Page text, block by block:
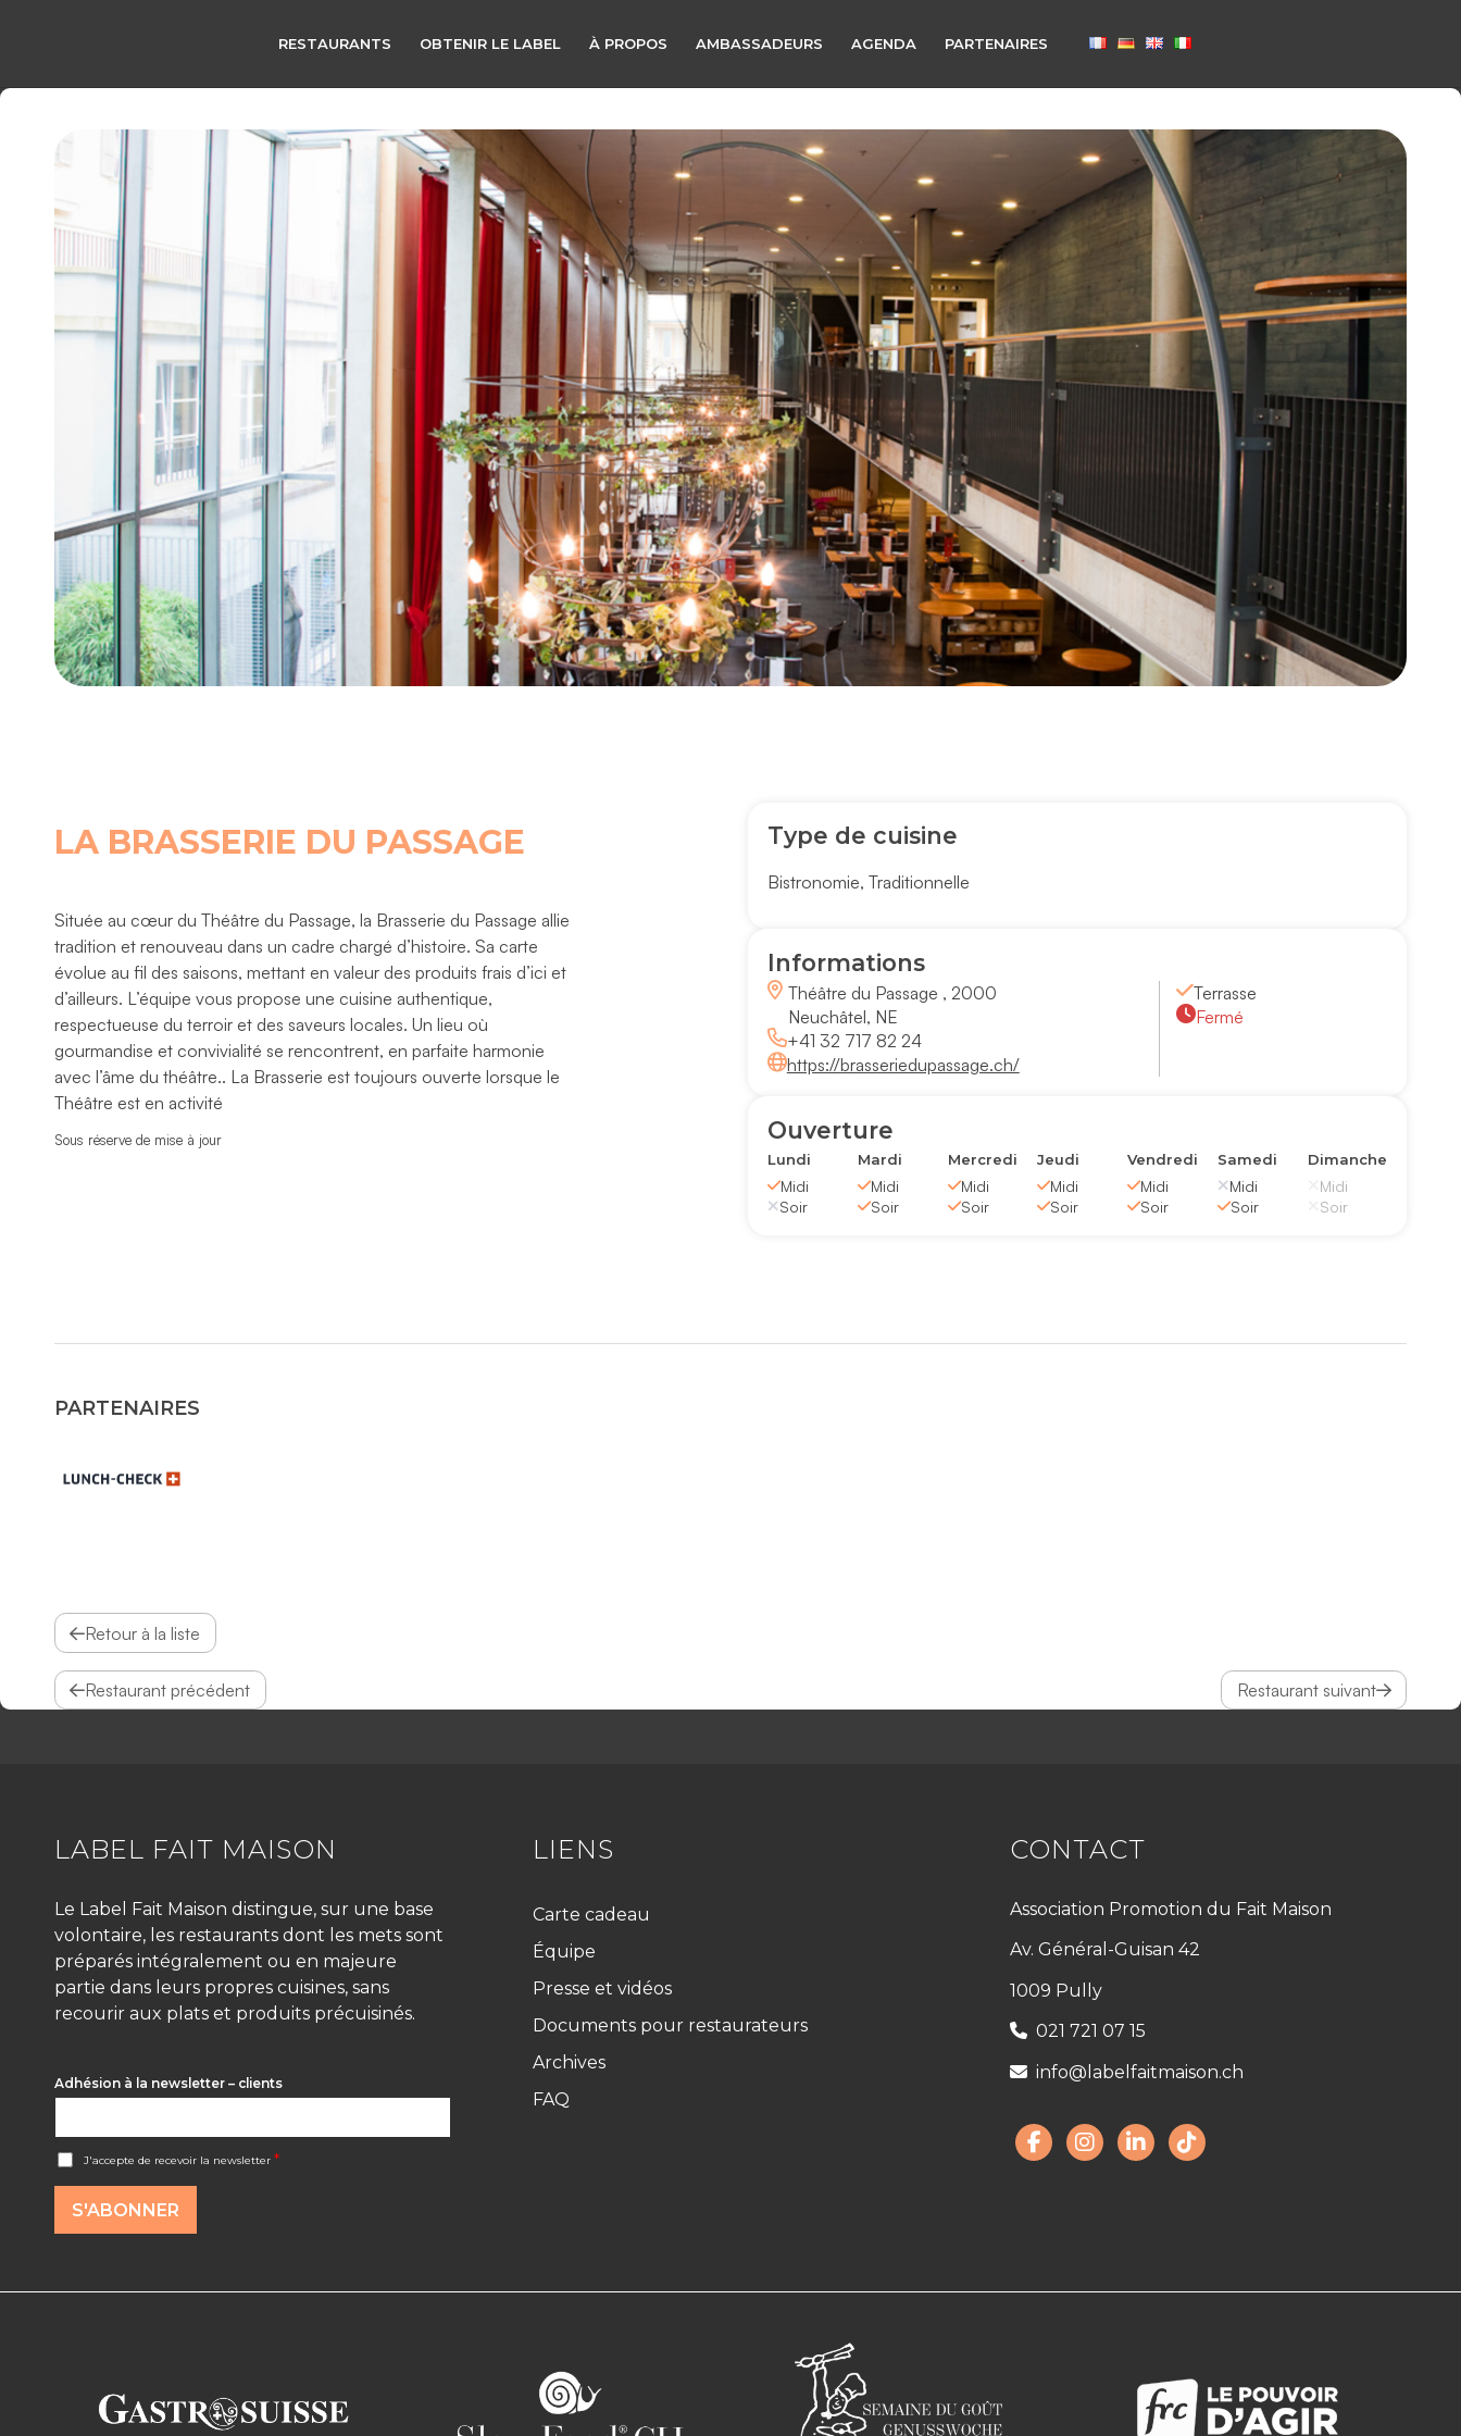
RESTAURANTS OBTENIR LE LABEL À PROPOS AMBASSADEURS AGENDA PARTENAIRES
LA BRASSERIE DU PASSAGE
Située au cœur du Théâtre du Passage, la Brasserie du Passage allie
tradition et renouveau dans un cadre chargé d’histoire. Sa carte
évolue au fil des saisons, mettant en valeur des produits frais d’ici et
d’ailleurs. L’équipe vous propose une cuisine authentique,
respectueuse du terroir et des saveurs locales. Un lieu où
gourmandise et convivialité se rencontrent, en parfaite harmonie
avec l’âme du théâtre.. La Brasserie est toujours ouverte lorsque le
Théâtre est en activité
Sous réserve de mise à jour
Type de cuisine
Bistronomie, Traditionnelle
Informations
Théâtre du Passage , 2000
Neuchâtel, NE
+41 32 717 82 24
https://brasseriedupassage.ch/
Terrasse
Fermé
Ouverture
Lundi
Midi
Soir
Mardi
Midi
Soir
Mercredi
Midi
Soir
Jeudi
Midi
Soir
Vendredi
Midi
Soir
Samedi
Midi
Soir
Dimanche
Midi
Soir
PARTENAIRES
Retour à la liste
Restaurant précédent Restaurant suivant
LABEL FAIT MAISON
Le Label Fait Maison distingue, sur une base
volontaire, les restaurants dont les mets sont
préparés intégralement ou en majeure
partie dans leurs propres cuisines, sans
recourir aux plats et produits précuisinés.
Adhésion à la newsletter – clients
A
c
c
d
J'accepte de recevoir la newsletter *
S'ABONNER
LIENS
Carte cadeau
Équipe
Presse et vidéos
Documents pour restaurateurs
Archives
FAQ
CONTACT
Association Promotion du Fait Maison
Av. Général-Guisan 42
1009 Pully
021 721 07 15
info@labelfaitmaison.ch